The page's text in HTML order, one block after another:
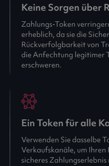
Keine Sorgen über
Zahlungs-Token
erheblich, da sie die
Rückverfolgbarkeit von
die Anfechtung legitimer
erschweren.
Ein Token für alle
Verwenden Sie dasselbe
Verkaufskanäle, um Ihren
sicheres